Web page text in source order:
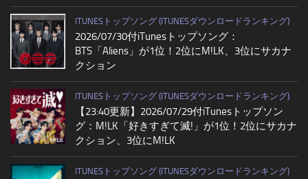
ITUNESトップソング (ITUNESダウンロードランキング)
2026/07/30付iTunesトップソング：
BTS「Aliens」が1位！2位にM!LK、3位にサカナ
クション
ITUNESトップソング (ITUNESダウンロードランキング)
【23:40更新】2026/07/29付iTunesトップソン
グ：M!LK「好きすぎて滅!」が1位！2位にサカナ
クション、3位にM!LK
ITUNESトップソング (ITUNESダウンロードランキング)